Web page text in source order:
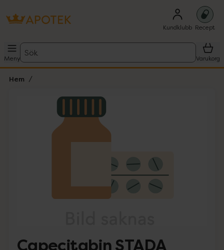
Kundklubb Recept
Meny
Sök
Varukorg
Hem
Lista: . Innehåller 1 objekt.
Capecitabin STADA